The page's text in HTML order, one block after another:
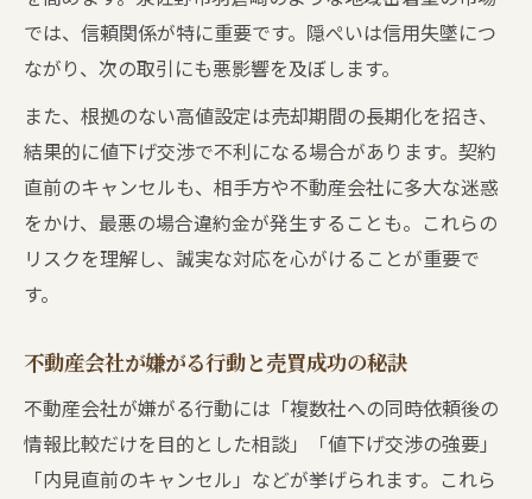
では、信頼関係が特に重要です。隠ぺいは信用失墜につ
ながり、次の取引にも悪影響を及ぼします。
また、根拠のない高値設定は売却期間の長期化を招き、
結果的に値下げ交渉で不利になる場合があります。契約
直前のキャンセルも、相手方や不動産会社に多大な迷惑
をかけ、最悪の場合違約金が発生することも。これらの
リスクを理解し、誠実な対応を心がけることが重要で
す。
不動産会社が嫌がる行動と売買成功の秘訣
不動産会社が嫌がる行動には「複数社への同時依頼後の
情報比較だけを目的とした相談」「値下げ交渉の強要」
「内見直前のキャンセル」などが挙げられます。これら